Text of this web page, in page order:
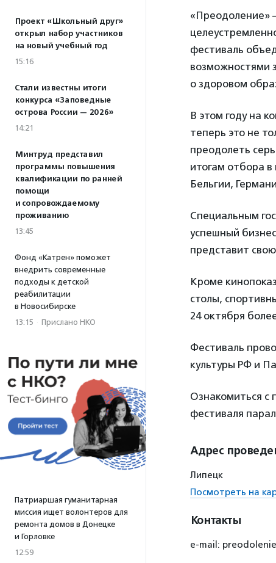
Проект «Школьный друг»
открыл набор участников
на новый учебный год
15:16
Стали известны итоги
конкурса «Заповедные
острова России — 2026»
14:21
Минтруд представил
программы повышения
квалификации по ранней
помощи
и сопровождаемому
проживанию
13:45
Фонд «Катрен» поможет
внедрить современные
подходы к детской
реабилитации
в Новосибирске
13:15 · Прислано НКО
Патриаршая гуманитарная
миссия ищет волонтеров для
ремонта домов в Донецке
и Горловке
12:59
«Преодоление»
фестиваль
возможностями
о здоровом
В этом году на
теперь это не
преодолеть
итогам отбора
Бельгии,
Специальным
успешный
представит
Кроме
столы,
24 октября
Фестиваль
культуры РФ и
Ознакомиться
фестиваля
Адрес
Липецк
Посмотреть на
Контакты
e-mail: